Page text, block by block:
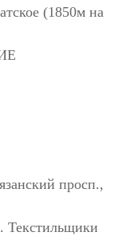
(1850м на
просп.,